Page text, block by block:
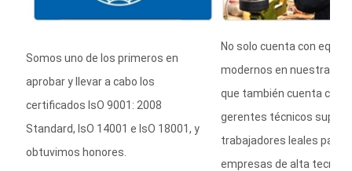
Somos uno de los primeros en
aprobar y llevar a cabo los
certificados IsO 9001: 2008
Standard, IsO 14001 e IsO 18001, y
obtuvimos honores.
No solo cuenta con
modernos en nuestra
que también cuenta con
gerentes técnicos
trabajadores leales para
empresas de alta